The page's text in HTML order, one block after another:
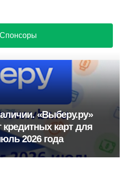
Спонсоры
«Выберу.ру»
кредитных карт для
2026 года